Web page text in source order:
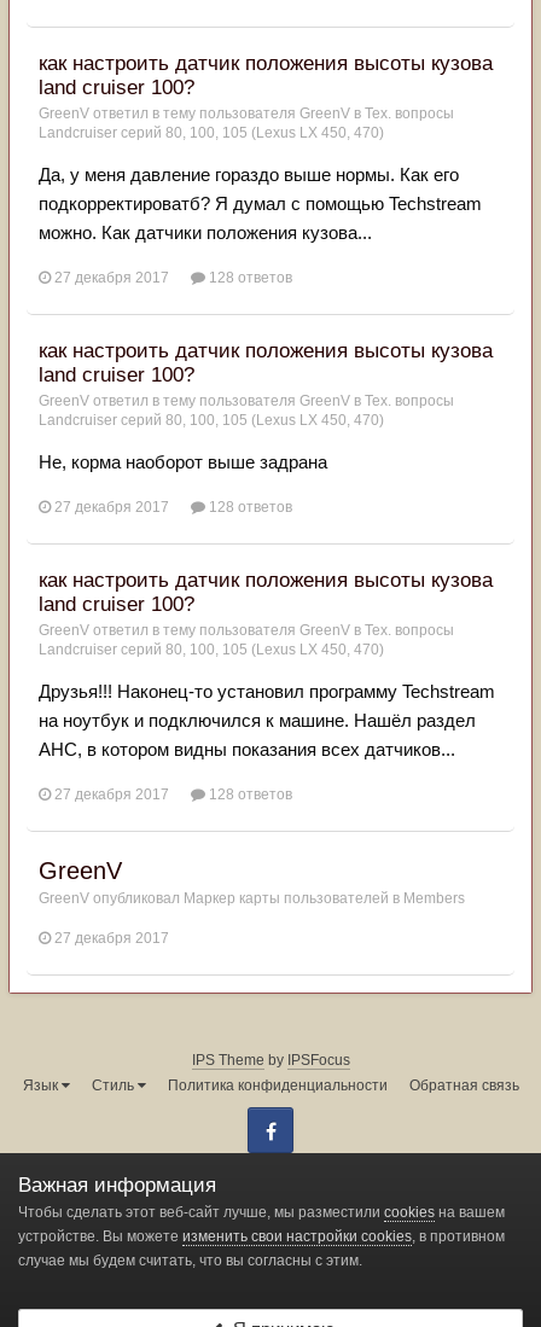
как настроить датчик положения высоты кузова
land cruiser 100?
GreenV ответил в тему пользователя GreenV в Тех. вопросы
Landcruiser серий 80, 100, 105 (Lexus LX 450, 470)
Да, у меня давление гораздо выше нормы. Как его
подкорректироватб? Я думал с помощью Techstream
можно. Как датчики положения кузова...
27 декабря 2017 128 ответов
как настроить датчик положения высоты кузова
land cruiser 100?
GreenV ответил в тему пользователя GreenV в Тех. вопросы
Landcruiser серий 80, 100, 105 (Lexus LX 450, 470)
Не, корма наоборот выше задрана
27 декабря 2017 128 ответов
как настроить датчик положения высоты кузова
land cruiser 100?
GreenV ответил в тему пользователя GreenV в Тех. вопросы
Landcruiser серий 80, 100, 105 (Lexus LX 450, 470)
Друзья!!! Наконец-то установил программу Techstream
на ноутбук и подключился к машине. Нашёл раздел
AHC, в котором видны показания всех датчиков...
27 декабря 2017 128 ответов
GreenV
GreenV опубликовал Маркер карты пользователей в Members
27 декабря 2017
IPS Theme by IPSFocus
Язык
Стиль Политика конфиденциальности Обратная связь
Администрация форума:
Powered by Invision Community
Change privacy settings
Важная информация
Чтобы сделать этот веб-сайт лучше, мы разместили cookies на вашем
устройстве. Вы можете изменить свои настройки cookies, в противном
случае мы будем считать, что вы согласны с этим.